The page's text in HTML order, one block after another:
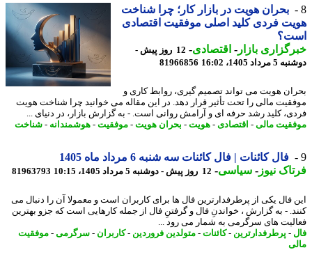
بحران هویت در بازار کار؛ چرا شناخت
فردی کلید اصلی موفقیت اقتصادی
بازار- اقتصادی-
12 روز پیش -
1405، 16:02
81966856
هویت می تواند تصمیم گیری، روابط کاری و
مالی را تحت تأثیر قرار دهد. در این مقاله می خوانید چرا شناخت هویت
کلید رشد حرفه ای و آرامش روانی است. - به گزارش بازار، در دنیای ...
مالی-اقتصادی-هویت-بحران هویت-موفقیت-هوشمندانه- شناخت
فال کائنات | فال کائنات سه شنبه 6 مرداد ماه 1405
نیوز-سیاسی-12 روز پیش - دوشنبه 5 مرداد 1405، 10:15 81963793
فال یکی از پرطرفدارترین فال ها برای کاربران است و معمولا آن را دنبال می
- به گزارش ، خواندنِ فال و گرفتنِ فال از جمله کارهایی است که جزو بهترین
های سرگرمی به شمار می رود ...
-پرطرفدارترین- کائنات-متولدین فروردین -کاربران - سرگرمی-موفقیت